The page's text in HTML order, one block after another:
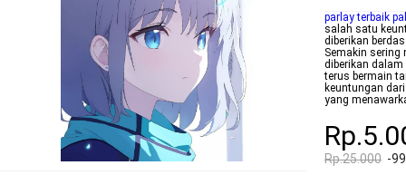
parlay terbaik
salah satu
diberikan
Semakin sering
diberikan
terus bermain
keuntungan
yang
Rp.25.000 -